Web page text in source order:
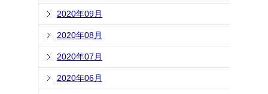
2020年09月
2020年08月
2020年07月
2020年06月